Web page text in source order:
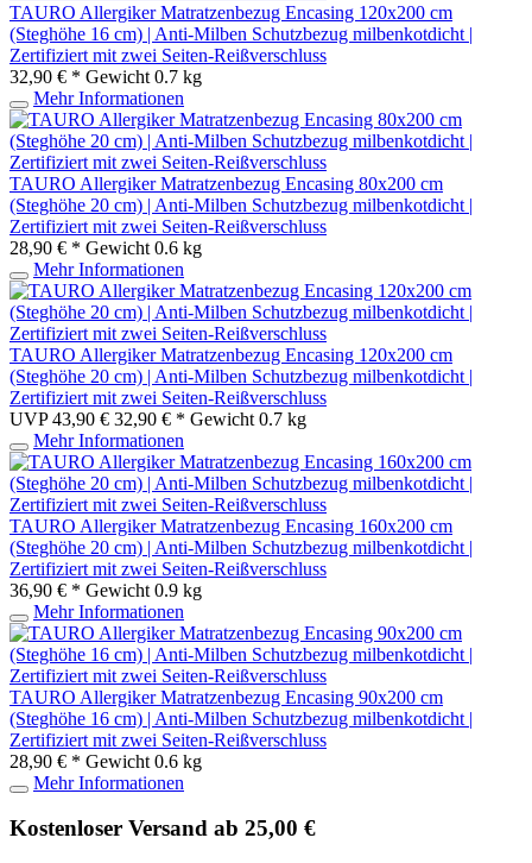
TAURO Allergiker Matratzenbezug Encasing 120x200 cm
(Steghöhe 16 cm) | Anti-Milben Schutzbezug milbenkotdicht |
Zertifiziert mit zwei Seiten-Reißverschluss
32,90 € * Gewicht 0.7 kg
Mehr Informationen
TAURO Allergiker Matratzenbezug Encasing 80x200 cm
(Steghöhe 20 cm) | Anti-Milben Schutzbezug milbenkotdicht |
Zertifiziert mit zwei Seiten-Reißverschluss
28,90 € * Gewicht 0.6 kg
Mehr Informationen
TAURO Allergiker Matratzenbezug Encasing 120x200 cm
(Steghöhe 20 cm) | Anti-Milben Schutzbezug milbenkotdicht |
Zertifiziert mit zwei Seiten-Reißverschluss
UVP 43,90 € 32,90 € * Gewicht 0.7 kg
Mehr Informationen
TAURO Allergiker Matratzenbezug Encasing 160x200 cm
(Steghöhe 20 cm) | Anti-Milben Schutzbezug milbenkotdicht |
Zertifiziert mit zwei Seiten-Reißverschluss
36,90 € * Gewicht 0.9 kg
Mehr Informationen
TAURO Allergiker Matratzenbezug Encasing 90x200 cm
(Steghöhe 16 cm) | Anti-Milben Schutzbezug milbenkotdicht |
Zertifiziert mit zwei Seiten-Reißverschluss
28,90 € * Gewicht 0.6 kg
Mehr Informationen
Kostenloser Versand ab 25,00 €